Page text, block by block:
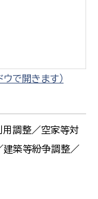
で開きます）
用調整／空家等対
建築等紛争調整／